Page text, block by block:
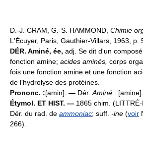
D.-J. CRAM, G.-S. HAMMOND, Chimie
L'Écuyer, Paris, Gauthier-Villars, 1963, p.
DÉR. Aminé, ée, adj. Se dit d'un
fonction amine; acides aminés, corps
fois une fonction amine et une fonction
de l'hydrolyse des protéines.
Prononc. :[amin]. — Dér. Aminé : [amine].
Étymol. ET HIST. — 1865 chim. (LITTRÉ-
Dér. du rad. de ammoniac; suff. -ine (voir
266).